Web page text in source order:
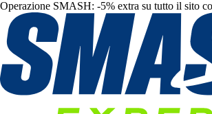
Operazione SMASH: -5% extra su tutto il sito